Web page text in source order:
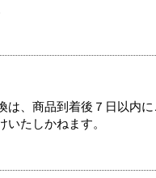
は、商品到着後７日以内
たしかねます。